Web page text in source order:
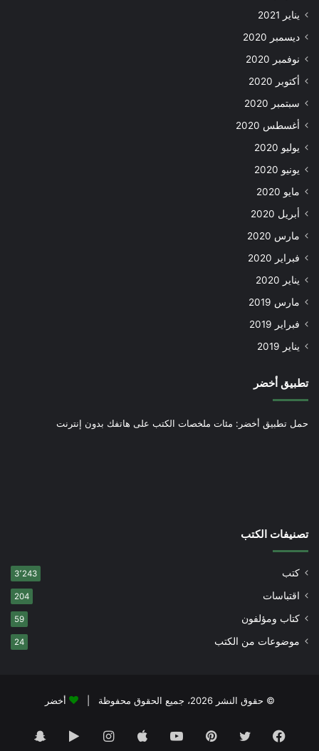
يناير 2021
ديسمبر 2020
نوفمبر 2020
أكتوبر 2020
سبتمبر 2020
أغسطس 2020
يوليو 2020
يونيو 2020
مايو 2020
أبريل 2020
مارس 2020
فبراير 2020
يناير 2020
مارس 2019
فبراير 2019
يناير 2019
تطبيق أخضر
حمل تطبيق أخضر: مئات ملخصات الكتب على هاتفك بدون إنترنت
تصنيفات الكتب
كتب 3٬243
اقتباسات 204
كتاب ومؤلفون 59
موضوعات من الكتب 24
© حقوق النشر 2026، جميع الحقوق محفوظة | أخضر
فيسبوك تويتر بينتيريستيوتيوب انستقرام‏Googleسناب